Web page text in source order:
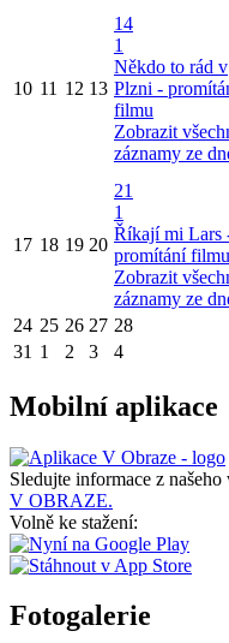
10 11 12 13
14
1
Někdo to rád v
Plzni -
filmu
Zobrazit
záznamy ze
17 18 19 20
21
1
Říkají mi Lars
promítání filmu
Zobrazit
záznamy ze
24 25 26 27 28
31 1 2 3 4
Mobilní aplikace
Sledujte informace z našeho
V OBRAZE.
Volně ke stažení:
Fotogalerie